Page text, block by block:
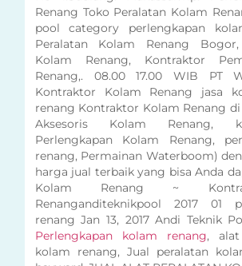
Renang Toko Peralatan Kolam
pool category perlengkapan
Peralatan Kolam Renang
Kolam Renang, Kontraktor
Renang,. 08.00 17.00 WIB PT
Kontraktor Kolam Renang jasa
renang Kontraktor Kolam Renang
Aksesoris Kolam Renang,
Perlengkapan Kolam Renang,
renang, Permainan Waterboom)
harga jual terbaik yang bisa Anda
Kolam Renang ~
Renanganditeknikpool 2017 01
renang Jan 13, 2017 Andi Teknik
Perlengkapan kolam renang,
kolam renang, Jual peralatan